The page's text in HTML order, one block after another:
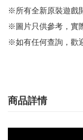
※所有全新原裝遊戲
※圖片只供參考，實
※如有任何查詢，歡
商品詳情